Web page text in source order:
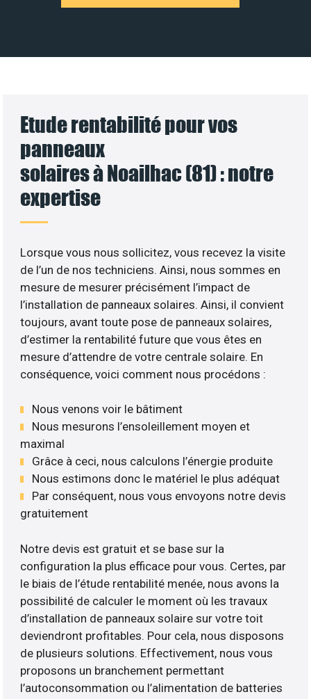
Etude rentabilité pour vos
panneaux
solaires à Noailhac (81) : notre
expertise
Lorsque vous nous sollicitez, vous recevez la visite
de l’un de nos techniciens. Ainsi, nous sommes en
mesure de mesurer précisément l’impact de
l’installation de panneaux solaires. Ainsi, il convient
toujours, avant toute pose de panneaux solaires,
d’estimer la rentabilité future que vous êtes en
mesure d’attendre de votre centrale solaire. En
conséquence, voici comment nous procédons :
Nous venons voir le bâtiment
Nous mesurons l’ensoleillement moyen et
maximal
Grâce à ceci, nous calculons l’énergie produite
Nous estimons donc le matériel le plus adéquat
Par conséquent, nous vous envoyons notre devis
gratuitement
Notre devis est gratuit et se base sur la
configuration la plus efficace pour vous. Certes, par
le biais de l’étude rentabilité menée, nous avons la
possibilité de calculer le moment où les travaux
d’installation de panneaux solaire sur votre toit
deviendront profitables. Pour cela, nous disposons
de plusieurs solutions. Effectivement, nous vous
proposons un branchement permettant
l’autoconsommation ou l’alimentation de batteries